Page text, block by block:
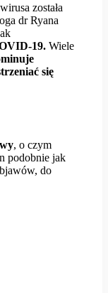
została
dr Ryana
19. Wiele
się
, o czym
podobnie jak
do